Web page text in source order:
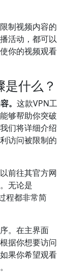
制视频内容的
活动，都可以
你的视频观看
什么？
。 这款VPN工
够帮助你突破
们将详细介绍
访问被限制的
前往其官方网
无论是
程都非常简
。在主界面
据你想要访问
果你希望观看